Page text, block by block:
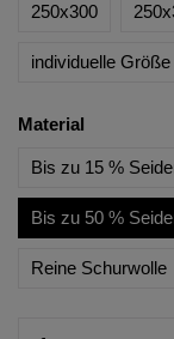
250x300
individuelle Größe
Material
Bis zu 15 %
Bis zu 50 %
Reine Schurwolle